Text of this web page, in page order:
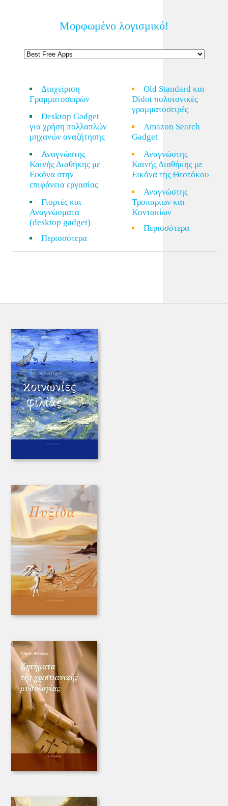
Μορφωμένο λογισμικό!
Διαχείριση
Γραμματοσειρών
Desktop Gadget
για χρήση πολλαπλών
μηχανών αναζήτησης
Αναγνώστης
Καινής Διαθήκης με
Εικόνα στην
επιφάνεια εργασίας
Γιορτές και
Αναγνώσματα
(desktop gadget)
Περισσότερα
Old Standard και
Didot πολυτονικές
γραμματοσειρές
Amazon Search
Gadget
Αναγνώστης
Καινής Διαθήκης με
Εικόνα της Θεοτόκου
Αναγνώστης
Τροπαρίων και
Κοντακίων
Περισσότερα